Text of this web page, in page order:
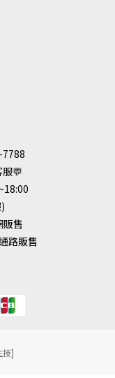
💬
販售
路販售
]